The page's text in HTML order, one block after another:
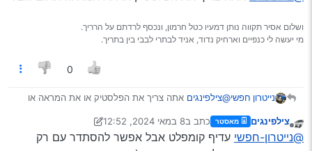
ושלום אסיר תקווה נותן דמעיו כטל חרמון, ונכסף לרדתם על הרריך.
מי יעשה לי כנפיים וארחיק נדוד, אניד לבתרי לבבי בין בתריך.
0
נייטרון חפשי@צילפינגים אתה צריך את הפלסטיק או את המראה או
צילפינגים מאסטר כתב ב8 במאי 2024, 12:52
נערך לאחרונה על ידי צילפינגים
@נייטרון-חפשי עדיף קומפלט אבל אפשר להסתדר עם רק